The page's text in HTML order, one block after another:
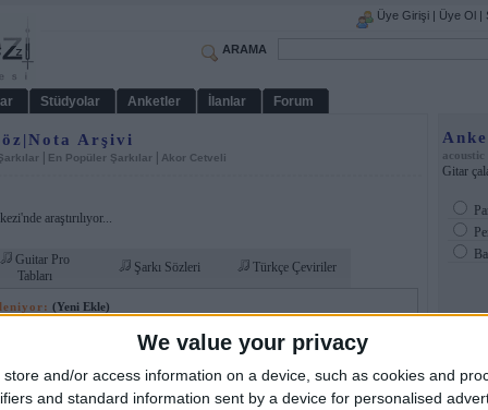
We value your privacy
store and/or access information on a device, such as cookies and
and standard information sent by a device for personalised
Üye Girişi | Üye Ol |
ARAMA
Stüdyolar Anketler İlanlar Forum
Arşivi
En Popüler Şarkılar Akor Cetveli
araştırılıyor...
Guitar Pro
Tabları
Şarkı Sözleri Türkçe Çeviriler
(Yeni Ekle)
Am, Em, G, F, Dm, C
(13)
Am, Em, F, G, Dm, G#, C
(35)
acoustic
Gitar